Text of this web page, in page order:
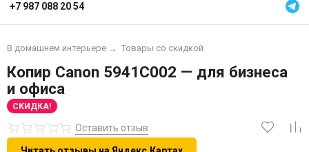
+7 987 088 20 54
В домашнем интерьере → Товары со скидкой
Копир Canon 5941C002 — для бизнеса
и офиса
СКИДКА!
Оставить отзыв